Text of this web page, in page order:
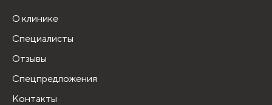
О клинике
Специалисты
Отзывы
Спецпредложения
Контакты